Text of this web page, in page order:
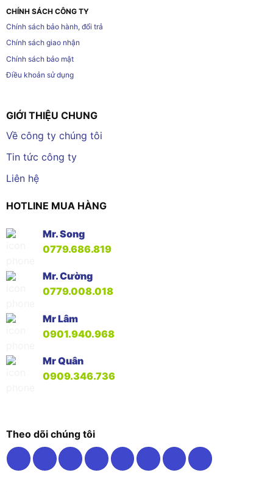
CHÍNH SÁCH CÔNG TY
Chính sách bảo hành, đổi trả
Chính sách giao nhận
Chính sách bảo mật
Điều khoản sử dụng
GIỚI THIỆU CHUNG
Về công ty chúng tôi
Tin tức công ty
Liên hệ
HOTLINE MUA HÀNG
Mr. Song
0779.686.819
Mr. Cường
0779.008.018
Mr Lâm
0901.940.968
Mr Quân
0909.346.736
Theo dõi chúng tôi